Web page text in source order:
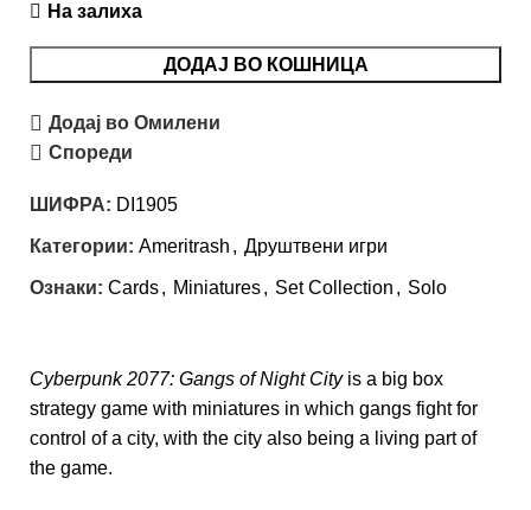
На залиха
ДОДАЈ ВО КОШНИЦА
Додај во Омилени
Спореди
ШИФРА: DI1905
Категории: Ameritrash , Друштвени игри
Ознаки: Cards, Miniatures, Set Collection , Solo
Cyberpunk 2077: Gangs of Night Cityis a big box
strategy game with miniatures in which gangs fight for
control of a city, with the city also being a living part of
the game.